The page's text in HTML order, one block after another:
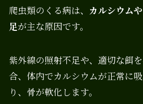
爬虫類のくる病は、 カルシウム
足が主な原因です。
紫外線の照射不足や、適切な餌
合、体内でカルシウムが正常に
り、骨が軟化します。